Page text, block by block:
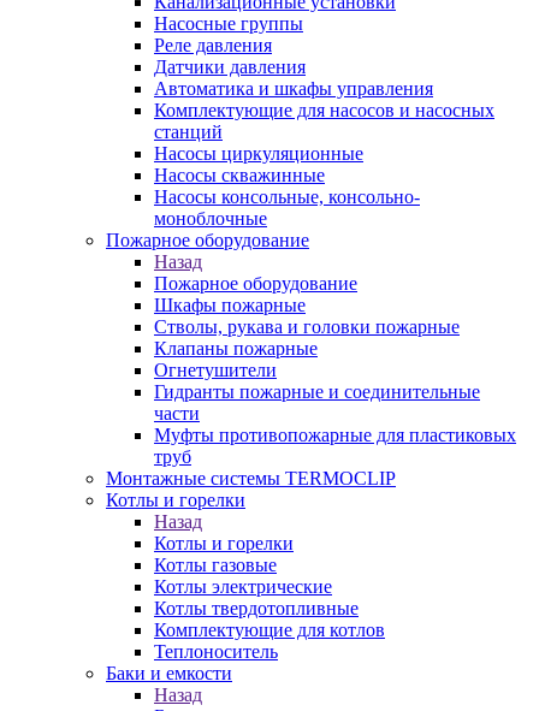
Насосные группы
Реле давления
Датчики давления
Автоматика и шкафы управления
Комплектующие для насосов и насосных
станций
Насосы циркуляционные
Насосы скважинные
Насосы консольные, консольно-
моноблочные
Пожарное оборудование
Назад
Пожарное оборудование
Шкафы пожарные
Стволы, рукава и головки пожарные
Клапаны пожарные
Огнетушители
Гидранты пожарные и соединительные
части
Муфты противопожарные для пластиковых
труб
Монтажные системы TERMOCLIP
Котлы и горелки
Назад
Котлы и горелки
Котлы газовые
Котлы электрические
Котлы твердотопливные
Комплектующие для котлов
Теплоноситель
Баки и емкости
Назад